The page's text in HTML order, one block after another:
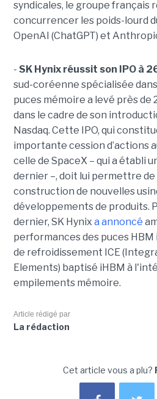
syndicales, le groupe français
concurrencer les poids-lourd
OpenAI (ChatGPT) et
- SK Hynix réussit son IPO à
sud-coréenne spécialisée
puces mémoire a levé près de
dans le cadre de son
Nasdaq. Cette IPO, qui
importante cession d’actions
celle de SpaceX – qui a établi
dernier –, doit lui permettre
construction de nouvelles
développements de produits.
dernier, SK Hynix a annoncé
performances des puces
de refroidissement ICE
Elements) baptisé iHBM à
empilements mémoire.
Article rédigé par
La rédaction
Cet article vous a plu?